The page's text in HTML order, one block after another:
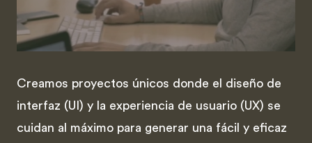
Creamos proyectos únicos donde el diseño de
interfaz (UI) y la experiencia de usuario (UX) se
cuidan al máximo para generar una fácil y eficaz